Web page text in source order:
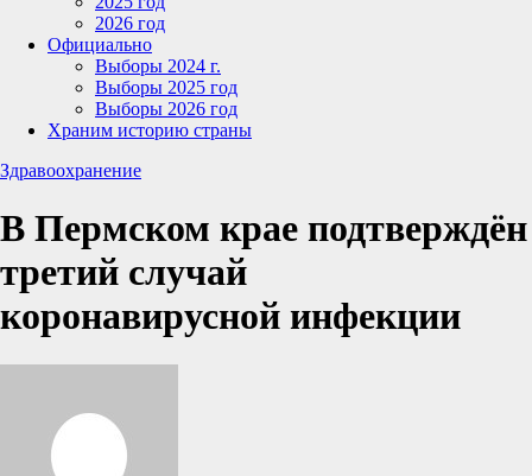
2026 год
Официально
Выборы 2024 г.
Выборы 2025 год
Выборы 2026 год
Храним историю страны
Здравоохранение
В Пермском крае подтверждён
третий случай
коронавирусной инфекции